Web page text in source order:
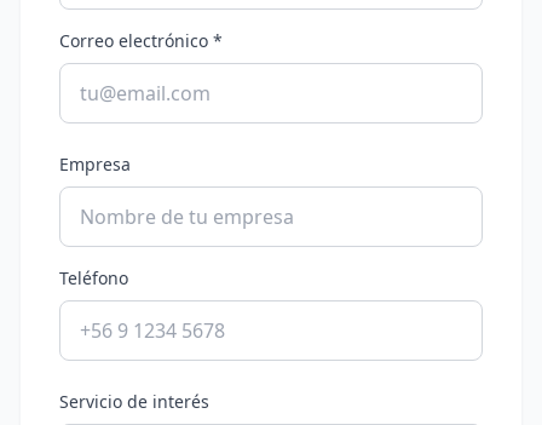
Correo electrónico *
Empresa
Teléfono
Servicio de interés